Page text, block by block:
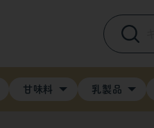
甘味料 乳製品